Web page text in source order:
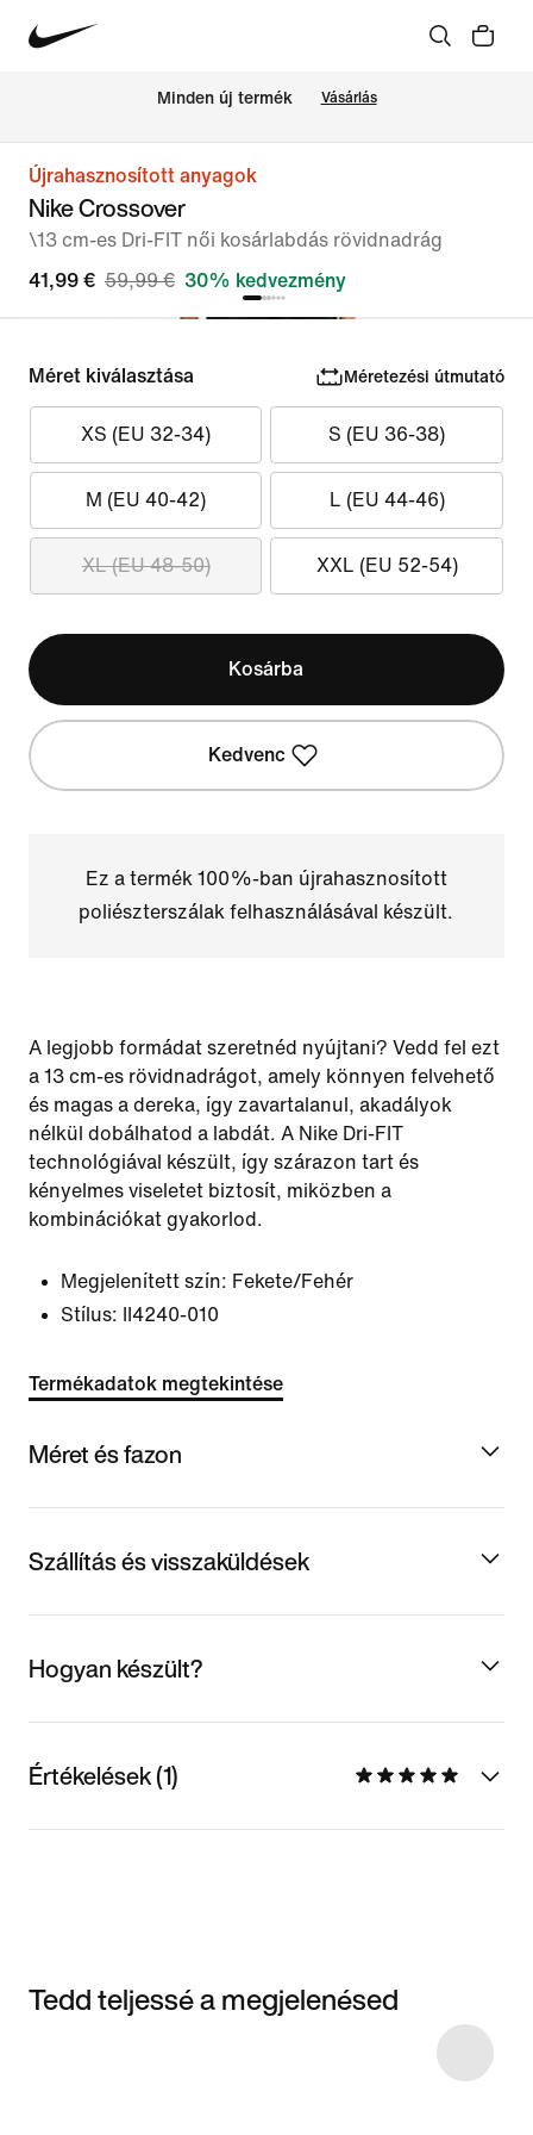
Minden új termék Vásárlás
Újrahasznosított anyagok
Nike Crossover
\13 cm-es Dri-FIT női kosárlabdás rövidnadrág
41,99 € 59,99 € 30% kedvezmény
Méret kiválasztása Méretezési útmutató
XS (EU 32-34) S (EU 36-38)
M (EU 40-42) L (EU 44-46)
XL (EU 48-50) XXL (EU 52-54)
Kosárba
Kedvenc
Ez a termék 100%-ban újrahasznosított
poliészterszálak felhasználásával készült.
A legjobb formádat szeretnéd nyújtani? Vedd fel ezt
a 13 cm-es rövidnadrágot, amely könnyen felvehető
és magas a dereka, így zavartalanul, akadályok
nélkül dobálhatod a labdát. A Nike Dri-FIT
technológiával készült, így szárazon tart és
kényelmes viseletet biztosít, miközben a
kombinációkat gyakorlod.
Megjelenített szín: Fekete/Fehér
Stílus:
II4240-010
Termékadatok megtekintése
Méret és fazon
Szállítás és visszaküldések
Hogyan készült?
Értékelések (1)
Tedd teljessé a megjelenésed